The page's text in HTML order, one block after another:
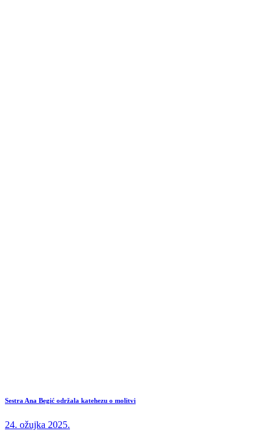
Sestra Ana Begić održala katehezu o molitvi
24. ožujka 2025.